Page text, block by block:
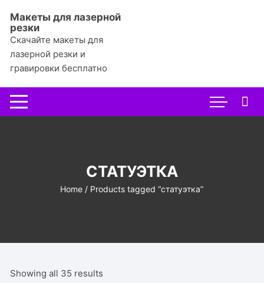
содержимому
Макеты для лазерной
резки
Скачайте макеты для
лазерной резки и
гравировки бесплатно
СТАТУЭТКА
Home / Products tagged “статуэтка”
Showing all 35 results